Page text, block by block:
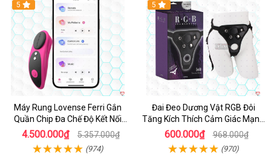
Hot
5
Máy Rung Lovense Ferri Gắn
Quần Chip Đa Chế Độ Kết Nối
App
4.500.000₫ 5.357.000₫
(974)
Hot
5
Đai Đeo Dương Vật RGB Đôi
Tăng Kích Thích Cảm Giác Mạnh
Mẽ
600.000₫ 968.000₫
(970)